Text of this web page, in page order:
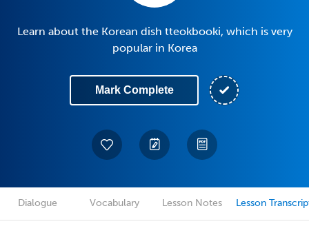
Learn about the Korean dish tteokbooki, which is very
popular in Korea
Mark Complete
Dialogue Vocabulary Lesson Notes Lesson